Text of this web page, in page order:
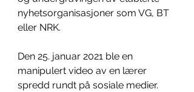
nyhetsorganisasjoner som VG, BT
eller NRK.
Den 25. januar 2021 ble en
manipulert video av en lærer
spredd rundt på sosiale medier.